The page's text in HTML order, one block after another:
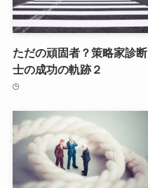
ただの頑固者？策略家診断
士の成功の軌跡２